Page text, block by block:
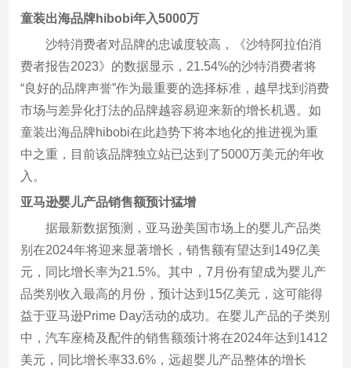
童装出海品牌hibobi年入5000万
沙特消费者对品牌的忠诚度较高，《沙特阿拉伯消
费者报告2023》的数据显示，21.54%的沙特消费者将
“良好的品牌声誉”作为最重要的选择标准，越早找到消费
市场与差异化打法的品牌越容易迎来新的增长机遇。如
童装出海品牌hibobi在此趋势下将本地化的推进视为重
中之重，目前该品牌独立站已达到了5000万美元的年收
入。
亚马逊婴儿产品销售额预计猛增
据最新数据预测，亚马逊美国市场上的婴儿产品类
别在2024年将迎来显著增长，销售额有望达到149亿美
元，同比增长率为21.5%。其中，7月份有望成为婴儿产
品类别收入最高的月份，预计达到15亿美元，这可能得
益于亚马逊Prime Day活动的成功。在婴儿产品的子类别
中，汽车座椅及配件的销售额颈计将在2024年达到1412
美元，同比增长率33.6%，远超婴儿产品整体的增长